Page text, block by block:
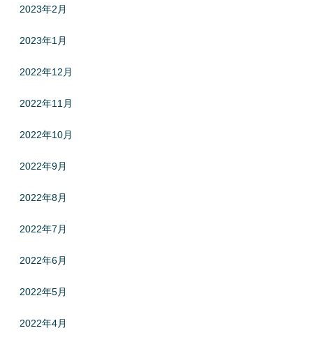
2023年2月
2023年1月
2022年12月
2022年11月
2022年10月
2022年9月
2022年8月
2022年7月
2022年6月
2022年5月
2022年4月